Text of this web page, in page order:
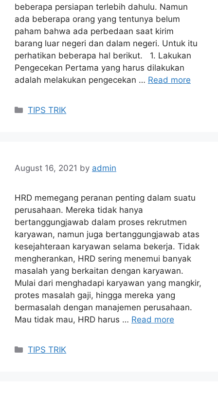
beberapa persiapan terlebih dahulu. Namun
ada beberapa orang yang tentunya belum
paham bahwa ada perbedaan saat kirim
barang luar negeri dan dalam negeri. Untuk itu
perhatikan beberapa hal berikut. 1. Lakukan
Pengecekan Pertama yang harus dilakukan
adalah melakukan pengecekan … Read more
Categories
TIPS TRIK
August 16, 2021 by admin
HRD memegang peranan penting dalam suatu
perusahaan. Mereka tidak hanya
bertanggungjawab dalam proses rekrutmen
karyawan, namun juga bertanggungjawab atas
kesejahteraan karyawan selama bekerja. Tidak
mengherankan, HRD sering menemui banyak
masalah yang berkaitan dengan karyawan.
Mulai dari menghadapi karyawan yang mangkir,
protes masalah gaji, hingga mereka yang
bermasalah dengan manajemen perusahaan.
Mau tidak mau, HRD harus … Read more
Categories
TIPS TRIK